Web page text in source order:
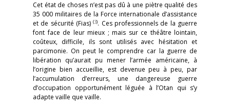
Cet état de choses n’est pas dû à une piètre qualité des
35 000 militaires de la Force internationale d’assistance
et de sécurité (Fias)(3). Ces professionnels de la guerre
font face de leur mieux ; mais sur ce théâtre lointain,
coûteux, difficile, ils sont utilisés avec hésitation et
parcimonie. On peut le comprendre car la guerre de
libération qu’aurait pu mener l’armée américaine, à
l’origine bien accueillie, est devenue peu à peu, par
l’accumulation d’erreurs, une dangereuse guerre
d’occupation opportunément léguée à l’Otan qui s’y
adapte vaille que vaille.